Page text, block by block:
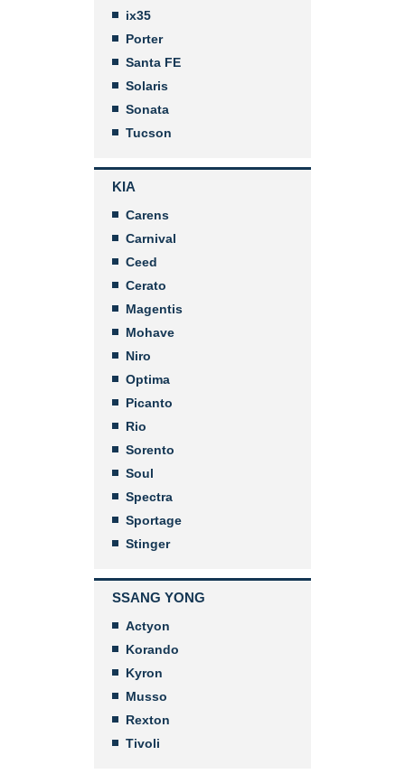
ix35
Porter
Santa FE
Solaris
Sonata
Tucson
KIA
Carens
Carnival
Ceed
Cerato
Magentis
Mohave
Niro
Optima
Picanto
Rio
Sorento
Soul
Spectra
Sportage
Stinger
SSANG YONG
Actyon
Korando
Kyron
Musso
Rexton
Tivoli